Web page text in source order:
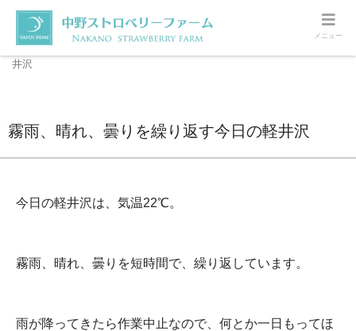
ホーム 軽井沢
霧雨、晴れ、曇りを繰り返す今日の軽
井沢
霧雨、晴れ、曇りを繰り返す今日の軽井沢
今日の軽井沢は、気温22℃。
霧雨、晴れ、曇りを短時間で、繰り返しています。
雨が降ってきたら作業中止なので、何とか一日もってほ
メニュー